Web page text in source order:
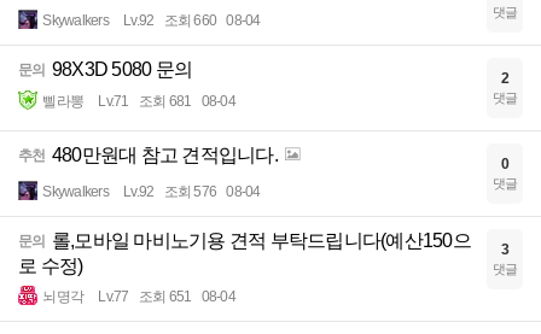
Skywalkers Lv.92 조회 660 08-04 댓글
문의 98X3D 5080 문의
삘라뽕 Lv.71 조회 681 08-04
2
댓글
추천 480만원대 참고 견적입니다.
Skywalkers Lv.92 조회 576 08-04
0
댓글
문의
롤,모바일 마비노기용 견적 부탁드립니다(예산150으
로 수정)
뇌명각 Lv.77 조회 651 08-04
3
댓글